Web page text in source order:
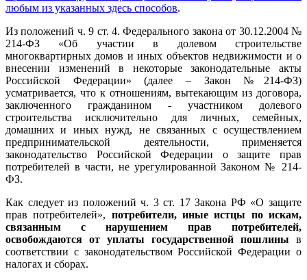
любым из указанных здесь способов.
Из положений ч. 9 ст. 4. Федерального закона от 30.12.2004 №
214-ФЗ «Об участии в долевом строительстве
многоквартирных домов и иных объектов недвижимости и о
внесении изменений в некоторые законодательные акты
Российской Федерации» (далее – Закон №214-ФЗ)
усматривается, что к отношениям, вытекающим из договора,
заключенного гражданином - участником долевого
строительства исключительно для личных, семейных,
домашних и иных нужд, не связанных с осуществлением
предпринимательской деятельности, применяется
законодательство Российской Федерации о защите прав
потребителей в части, не урегулированной Законом № 214-
ФЗ.
Как следует из положений ч. 3 ст. 17 Закона РФ «О защите
прав потребителей», потребители, иные истцы по искам,
связанным с нарушением прав потребителей,
освобождаются от уплаты государственной пошлины в
соответствии с законодательством Российской Федерации о
налогах и сборах.